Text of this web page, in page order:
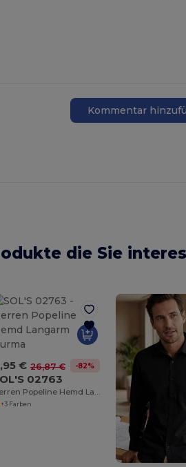
Kommentar
die Sie
€ 26,87 € -82%
02763
Herren Popeline Hemd Langarm Burma
+3 Farben